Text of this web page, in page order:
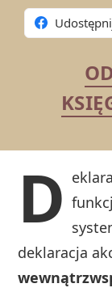
D
deklaracja